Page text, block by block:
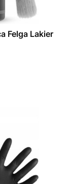
Felga Lakier